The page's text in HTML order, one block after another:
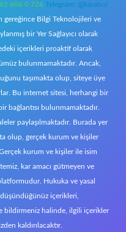
606 0 726 Telegram: @karabul
gereğince Bilgi Teknolojileri ve
bir Yer Sağlayıcı olarak
içerikleri proaktif olarak
bulunmamaktadır. Ancak,
taşımakta olup, siteye üye
Bu internet sitesi, herhangi bir
bağlantısı bulunmamaktadır.
paylaşılmaktadır. Burada yer
olup, gerçek kurum ve kişiler
kurum ve kişiler ile isim
kar amacı gütmeyen ve
Hukuka ve yasal
içerikleri,
bildirmeniz halinde, ilgili içerikler
kaldırılacaktır.